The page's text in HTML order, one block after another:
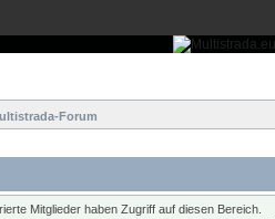
Forum
Mitglieder haben Zugriff auf diesen Bereich.